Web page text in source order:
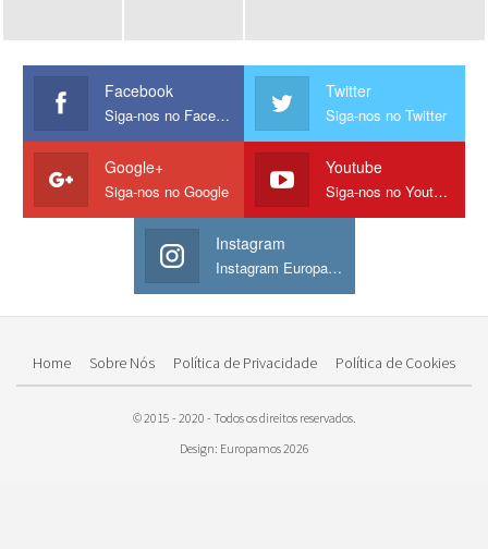
Facebook
Siga-nos no Facebook
Twitter
Siga-nos no Twitter
Google+
Siga-nos no Google
Youtube
Siga-nos no Youtube
Instagram
Instagram Europamos
Home Sobre Nós Política de Privacidade Política de Cookies
© 2015 - 2020 - Todos os direitos reservados.
Design: Europamos 2026